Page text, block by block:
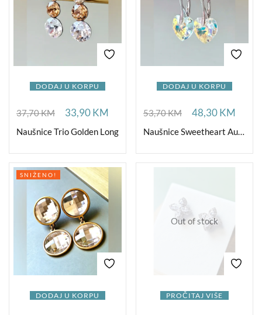
DODAJ U KORPU
37,70KM 33,90KM
Naušnice Trio Golden Long
DODAJ U KORPU
53,70KM 48,30KM
Naušnice Sweetheart Aurora Ag
DODAJ U KORPU
SNIŽENO!
Out of stock
PROČITAJ VIŠE